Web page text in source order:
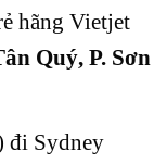
hãng Vietjet
Quý, P. Sơn
đi Sydney